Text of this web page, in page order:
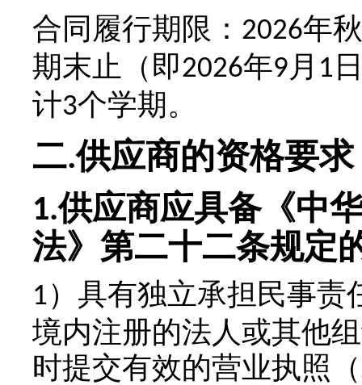
合同履行期限： 2026年
期末止（即2026年9 月 1
计3个学期。
二.供应商的资格要求
1.供应商应具备《中
法》第二十二条规定
1） 具有独立承担民事责
境内注册的法人或其他
时提交有效的营业执照